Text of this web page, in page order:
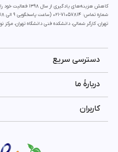
کاهش هزینه‌های یادگیری از سال 1398 فعالیت خود را آغاز کرده‌است.
شماره تماس: 71057814-021 (ساعت پاسخگویی ۹ الی ۱۸)
تهران، کارگر شمالی، دانشکده فنی دانشگاه تهران،
دسترسی سریع
دربارۀ ما
کاربران